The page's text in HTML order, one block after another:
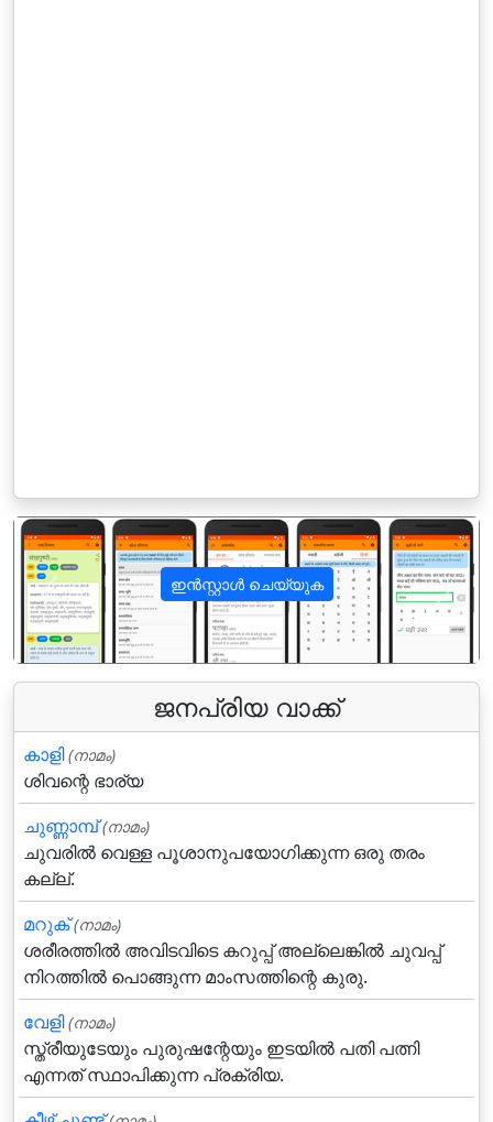
ഇൻസ്റ്റാൾ ചെയ്യുക
पिछला अगला
ജനപ്രിയ വാക്ക്
കാളി (നാമം)
ശിവന്റെ ഭാര്യ
ചുണ്ണാമ്പ് (നാമം)
ചുവരില്‍ വെള്ള പൂശാനുപയോഗിക്കുന്ന ഒരു തരം
കല്ല്.
മറുക്‌ (നാമം)
ശരീരത്തില്‍ അവിടവിടെ കറുപ്പ്‌ അല്ലെങ്കില്‍ ചുവപ്പ്‌
നിറത്തില്‍ പൊങ്ങുന്ന മാംസത്തിന്റെ കുരു.
വേളി (നാമം)
സ്ത്രീയുടേയും പുരുഷന്റേയും ഇടയില്‍ പതി പത്നി
എന്നത് സ്ഥാപിക്കുന്ന പ്രക്രിയ.